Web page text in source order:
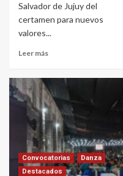
Salvador de Jujuy del
certamen para nuevos
valores...
Leer más
Convocatorias
Danza
Destacados